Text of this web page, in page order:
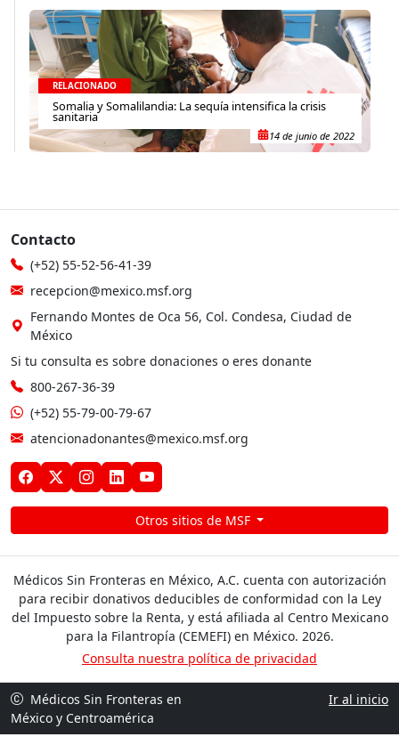
RELACIONADO
Somalia y Somalilandia: La sequía intensifica la crisis
sanitaria
14 de junio de 2022
Contacto
(+52) 55-52-56-41-39
recepcion@mexico.msf.org
Fernando Montes de Oca 56, Col. Condesa, Ciudad de
México
Si tu consulta es sobre donaciones o eres donante
800-267-36-39
(+52) 55-79-00-79-67
atencionadonantes@mexico.msf.org
Otros sitios de MSF
Médicos Sin Fronteras en México, A.C. cuenta con autorización
para recibir donativos deducibles de conformidad con la Ley
del Impuesto sobre la Renta, y está afiliada al Centro Mexicano
para la Filantropía (CEMEFI) en México. 2026.
Consulta nuestra política de privacidad
Médicos Sin Fronteras en
México y Centroamérica
Ir al inicio